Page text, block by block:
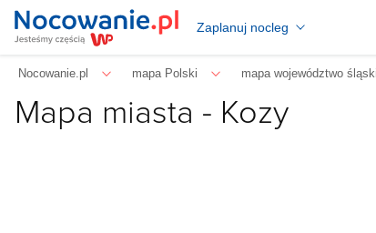
Zaplanuj nocleg
Nocowanie.pl mapa Polski mapa województwo
Mapa miasta - Kozy